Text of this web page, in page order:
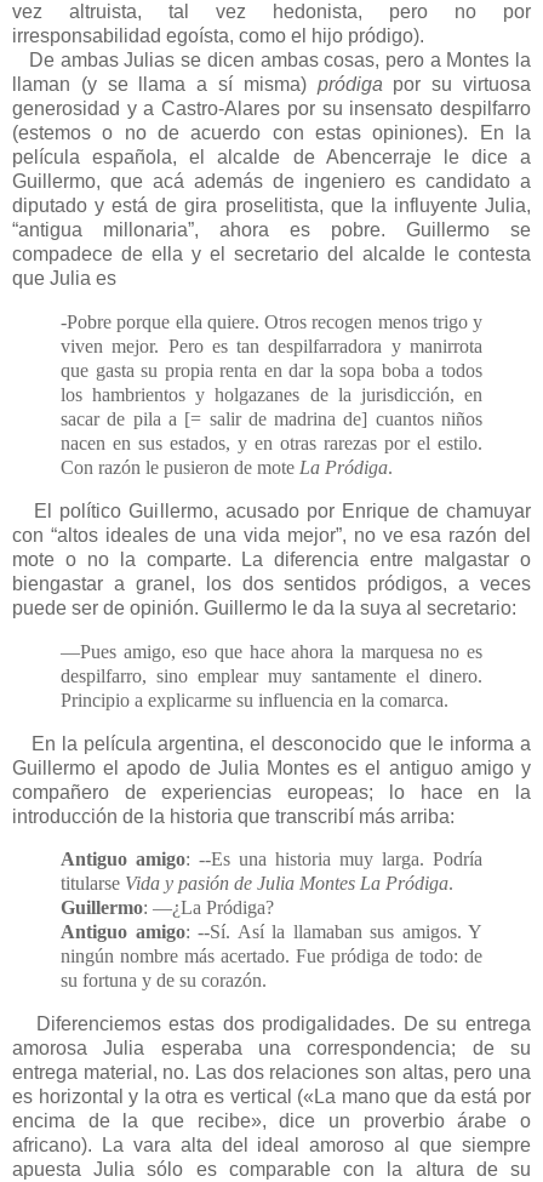
vez altruista, tal vez hedonista, pero no por
irresponsabilidad egoísta, como el hijo pródigo).
De ambas Julias se dicen ambas cosas, pero a Montes la
llaman (y se llama a sí misma) pródiga por su virtuosa
generosidad y a Castro-Alares por su insensato despilfarro
(estemos o no de acuerdo con estas opiniones). En la
película española, el alcalde de Abencerraje le dice a
Guillermo, que acá además de ingeniero es candidato a
diputado y está de gira proselitista, que la influyente Julia,
“antigua millonaria”, ahora es pobre. Guillermo se
compadece de ella y el secretario del alcalde le contesta
que Julia es
-Pobre porque ella quiere. Otros recogen menos trigo y
viven mejor. Pero es tan despilfarradora y manirrota
que gasta su propia renta en dar la sopa boba a todos
los hambrientos y holgazanes de la jurisdicción, en
sacar de pila a [= salir de madrina de] cuantos niños
nacen en sus estados, y en otras rarezas por el estilo.
Con razón le pusieron de mote La Pródiga.
El político Guillermo, acusado por Enrique de chamuyar
con “altos ideales de una vida mejor”, no ve esa razón del
mote o no la comparte. La diferencia entre malgastar o
biengastar a granel, los dos sentidos pródigos, a veces
puede ser de opinión. Guillermo le da la suya al secretario:
—Pues amigo, eso que hace ahora la marquesa no es
despilfarro, sino emplear muy santamente el dinero.
Principio a explicarme su influencia en la comarca.
En la película argentina, el desconocido que le informa a
Guillermo el apodo de Julia Montes es el antiguo amigo y
compañero de experiencias europeas; lo hace en la
introducción de la historia que transcribí más arriba:
Antiguo amigo: --Es una historia muy larga. Podría
titularse Vida y pasión de Julia Montes La Pródiga.
Guillermo: —¿La Pródiga?
Antiguo amigo: --Sí. Así la llamaban sus amigos. Y
ningún nombre más acertado. Fue pródiga de todo: de
su fortuna y de su corazón.
Diferenciemos estas dos prodigalidades. De su entrega
amorosa Julia esperaba una correspondencia; de su
entrega material, no. Las dos relaciones son altas, pero una
es horizontal y la otra es vertical («La mano que da está por
encima de la que recibe», dice un proverbio árabe o
africano). La vara alta del ideal amoroso al que siempre
apuesta Julia sólo es comparable con la altura de su